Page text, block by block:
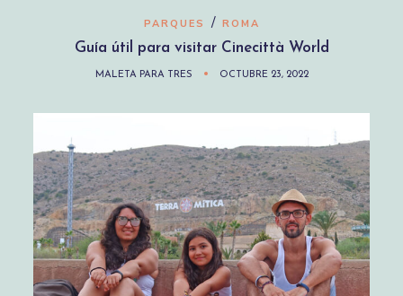
PARQUES / ROMA
Guía útil para visitar Cinecittà World
MALETA PARA TRES OCTUBRE 23, 2022